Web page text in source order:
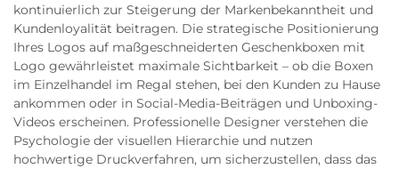
kontinuierlich zur Steigerung der Markenbekanntheit und
Kundenloyalität beitragen. Die strategische Positionierung
Ihres Logos auf maßgeschneiderten Geschenkboxen mit
Logo gewährleistet maximale Sichtbarkeit – ob die Boxen
im Einzelhandel im Regal stehen, bei den Kunden zu Hause
ankommen oder in Social-Media-Beiträgen und Unboxing-
Videos erscheinen. Professionelle Designer verstehen die
Psychologie der visuellen Hierarchie und nutzen
hochwertige Druckverfahren, um sicherzustellen, dass das